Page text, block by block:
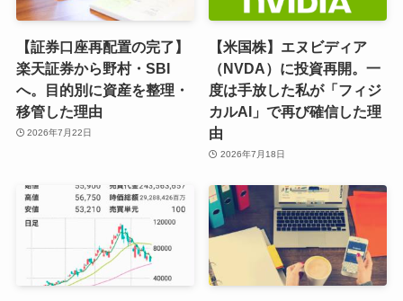
【証券口座再配置の完了】
楽天証券から野村・SBI
へ。目的別に資産を整理・
移管した理由
2026年7月22日
【米国株】エヌビディア
（NVDA）に投資再開。一
度は手放した私が「フィジ
カルAI」で再び確信した理
由
2026年7月18日